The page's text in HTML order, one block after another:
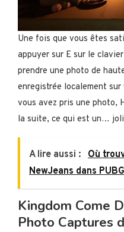
Une fois que vous êtes
appuyer sur E sur le
prendre une photo de
enregistrée localement
vous avez pris une photo,
la suite, ce qui est un…
A lire aussi :
Où
NewJeans dans PUBG
Kingdom Come
Photo Captures